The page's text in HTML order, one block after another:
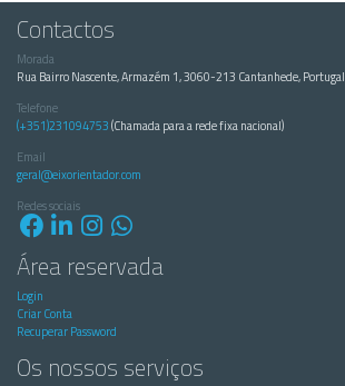
Contactos
Morada
Rua Bairro Nascente, Armazém 1, 3060-213 Cantanhede, Portugal
Telefone
(+351)231094753(Chamada para a rede fixa nacional)
Email
geral@eixorientador.com
Redes sociais
Área reservada
Login
Criar Conta
Recuperar Password
Os nossos serviços